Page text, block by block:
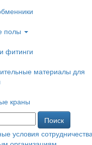
полы
фитинги
материалы для
краны
Поиск